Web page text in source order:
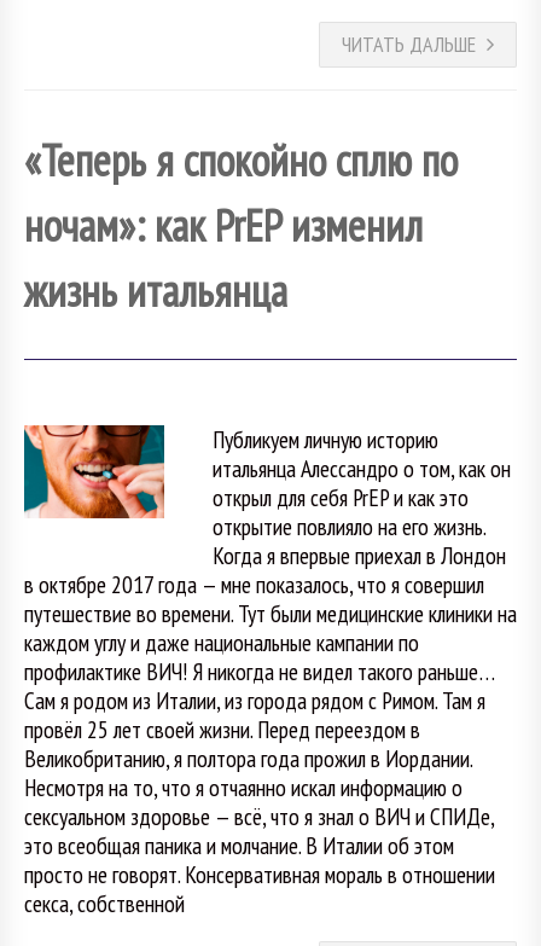
ЧИТАТЬ ДАЛЬШЕ
«Теперь я спокойно сплю по
ночам»: как PrEP изменил
жизнь итальянца
Публикуем личную историю
итальянца Алессандро о том, как он
открыл для себя PrEP и как это
открытие повлияло на его жизнь.
Когда я впервые приехал в Лондон
в октябре 2017 года — мне показалось, что я совершил
путешествие во времени. Тут были медицинские клиники на
каждом углу и даже национальные кампании по
профилактике ВИЧ! Я никогда не видел такого раньше…
Сам я родом из Италии, из города рядом с Римом. Там я
провёл 25 лет своей жизни. Перед переездом в
Великобританию, я полтора года прожил в Иордании.
Несмотря на то, что я отчаянно искал информацию о
сексуальном здоровье — всё, что я знал о ВИЧ и СПИДе,
это всеобщая паника и молчание. В Италии об этом
просто не говорят. Консервативная мораль в отношении
секса, собственной